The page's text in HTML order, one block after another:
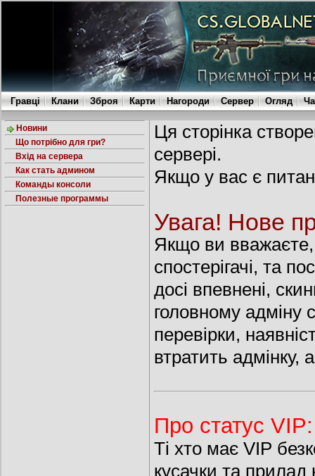
Гравці Клани Зброя Карти Нагороди Сервер Огляд